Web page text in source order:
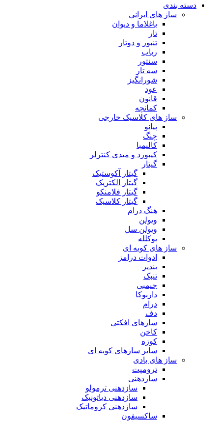
دسته بندی
ساز های ایرانی
باغلاما و دیوان
تار
تنبور و دوتار
رباب
سنتور
سه تار
شورانگیز
عود
قانون
کمانچه
ساز های کلاسیک خارجی
پیانو
چنگ
کالیمبا
کیبورد و میدی کنترلر
گیتار
گیتار آکوستیک
گیتار الکتریک
گیتار فلامنکو
گیتار کلاسیک
هنگ درام
ویولن
ویولن سل
یوکلله
ساز های کوبه ای
ادوات درامز
بندیر
تنبک
جیمبی
داربوکا
درام
دف
سازهای افکتی
کاخن
کوزه
سایر سازهای کوبه ای
ساز های بادی
ترومپت
سازدهنی
سازدهنی ترمولو
سازدهنی دیاتونیک
سازدهنی کروماتیک
ساکسیفون